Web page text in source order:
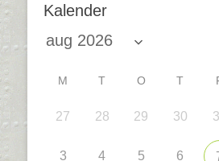
Kalender
M T O T
27 28 29 30
3 4 5 6